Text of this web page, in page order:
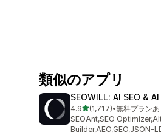
類似のアプリ
SEOWILL: AI SEO &
4.95つ星中
(1,717)
合計レビュー数：1717件
•無料プランあ
SEOAnt,SEO
Builder,AEO,GEO,JSON-